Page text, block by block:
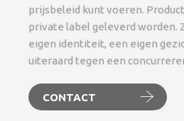
prijsbeleid kunt voeren.
private label geleverd worden.
eigen identiteit, een eigen
uiteraard tegen een
CONTACT